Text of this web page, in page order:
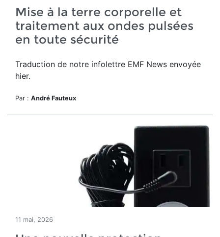
Mise à la terre corporelle et
traitement aux ondes pulsées
en toute sécurité
Traduction de notre infolettre EMF News envoyée
hier.
Par : André Fauteux
11 mai, 2026